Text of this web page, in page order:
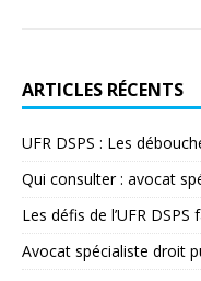
ARTICLES RÉCENTS
UFR DSPS : Les
Qui consulter : avocat
Les défis de l’UFR
Avocat spécialiste droit